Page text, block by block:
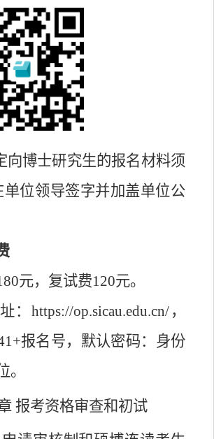
向博士研究生的报名材料须
单位领导签字并加盖单位公
元，复试费120元。
：https://op.sicau.edu.cn/ ，
报名号，默认密码：身份
。
报考资格审查和初试